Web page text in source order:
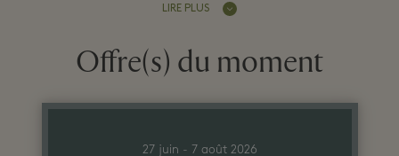
LIRE PLUS
Offre(s) du moment
27 juin - 7 août 2026